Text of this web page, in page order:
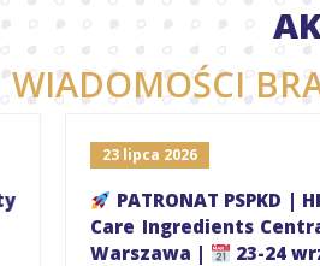
WIADOMOŚCI
23 lipca 2026
PATRONAT PSPKD | HPCI
Care Ingredients Central
Warszawa |
23-24 września